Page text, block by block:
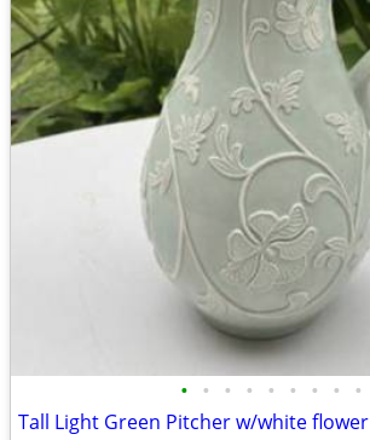
• • • • • • • • •
Tall Light Green Pitcher w/white flower